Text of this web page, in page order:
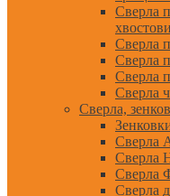
Сверла
Сверла
Сверла
Сверла
Сверла
Сверла,
Сверла
Сверла
Сверла
Сверла